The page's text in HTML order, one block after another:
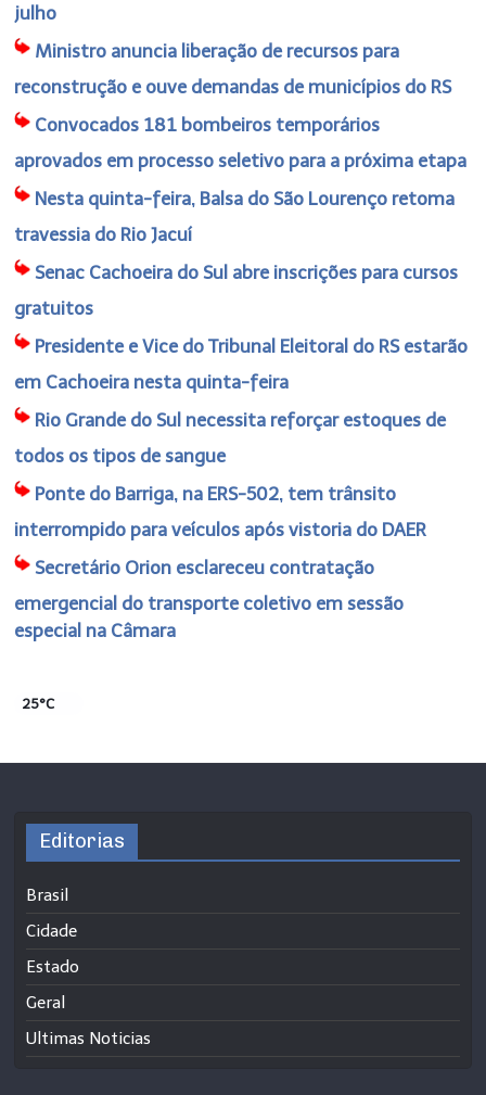
julho
Ministro anuncia liberação de recursos para
reconstrução e ouve demandas de municípios do RS
Convocados 181 bombeiros temporários
aprovados em processo seletivo para a próxima etapa
Nesta quinta-feira, Balsa do São Lourenço retoma
travessia do Rio Jacuí
Senac Cachoeira do Sul abre inscrições para cursos
gratuitos
Presidente e Vice do Tribunal Eleitoral do RS estarão
em Cachoeira nesta quinta-feira
Rio Grande do Sul necessita reforçar estoques de
todos os tipos de sangue
Ponte do Barriga, na ERS-502, tem trânsito
interrompido para veículos após vistoria do DAER
Secretário Orion esclareceu contratação
emergencial do transporte coletivo em sessão
especial na Câmara
25°C
Editorias
Brasil
Cidade
Estado
Geral
Ultimas Noticias